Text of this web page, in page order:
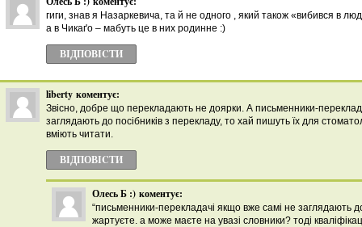
гиги, знав я Назаркевича, та й не одного , який також «вибився в
а в Чикаґо – мабуть це в них родинне :)
ВІДПОВІCТИ
liberty коментує:
Звісно, добре що перекладають не доярки. А письменники-
заглядають до посібників з перекладу, то хай пишуть їх для
вміють читати.
ВІДПОВІCТИ
Олесь Б :) коментує:
“письменники-перекладачі якщо вже самі не заглядають
жартуєте. а може маєте на увазі словники? тоді